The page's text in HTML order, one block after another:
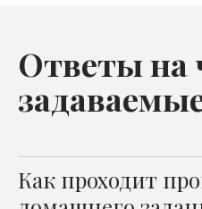
Ответы на
Как проходит